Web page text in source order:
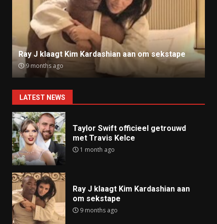
Ray J klaagt Kim Kardashian aan om sekstape
9 months ago
LATEST NEWS
Taylor Swift officieel getrouwd
met Travis Kelce
1 month ago
Ray J klaagt Kim Kardashian aan
om sekstape
9 months ago